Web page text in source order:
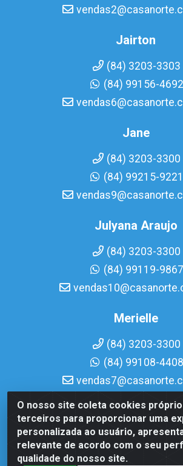
O nosso site coleta cookies
terceiros para proporcionar uma
personalizada ao usuário,
relevante de acordo com o seu
qualidade do nosso site.
Jairton
(84) 3203-3303
(84) 99156-4692
Jane
(84) 3203-3300
(84) 99215-9221
Julyana Araujo
(84) 3203-3300
(84) 99119-9867
Merielle
(84) 3203-3300
(84) 99108-4408
Casa Norte LTDA - Av. Interventor Mário
Dix-Sept Rosado, Natal/RN - CEP
08.713.513/0001-51